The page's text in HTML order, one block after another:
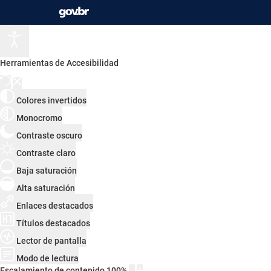
Herramientas de Accesibilidad
Colores invertidos
Monocromo
Contraste oscuro
Contraste claro
Baja saturación
Alta saturación
Enlaces destacados
Títulos destacados
Lector de pantalla
Modo de lectura